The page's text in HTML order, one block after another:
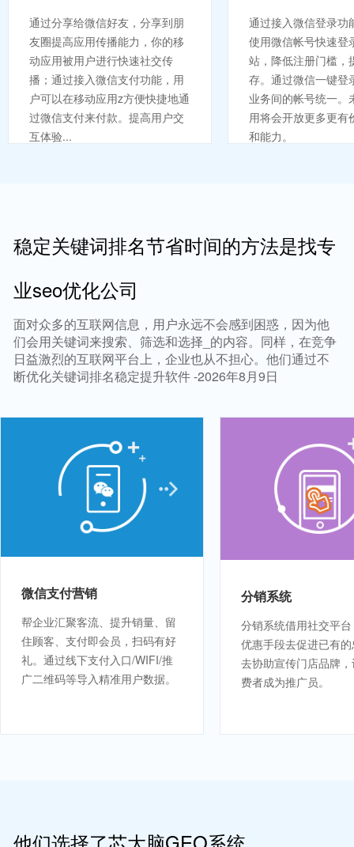
通过分享给微信好友，分享到朋
友圈提高应用传播能力，你的移
动应用被用户进行快速社交传
播；通过接入微信支付功能，用
户可以在移动应用z方便快捷地通
过微信支付来付款。提高用户交
互体验...
通过接入微信登录功
使用微信帐号快速登
站，降低注册门槛，
存。通过微信一键登
业务间的帐号统一。
用将会开放更多更有
和能力。
稳定关键词排名节省时间的方法是找专
业seo优化公司
面对众多的互联网信息，用户永远不会感到困惑，因为他
们会用关键词来搜索、筛选和选择_的内容。同样，在竞争
日益激烈的互联网平台上，企业也从不担心。他们通过不
断优化关键词排名稳定提升软件 -2026年8月9日
微信支付营销
帮企业汇聚客流、提升销量、留
住顾客、支付即会员，扫码有好
礼。通过线下支付入口/WIFI/推
广二维码等导入精准用户数据。
分销系统
分销系统借用社交平
优惠手段去促进已有
去协助宣传门店品牌
费者成为推广员。